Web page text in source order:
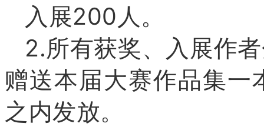
入展200人。
2.所有获奖、入展作
赠送本届大赛作品集一
之内发放。